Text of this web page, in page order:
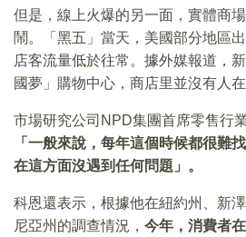
但是，線上火爆的另一面，實體商
鬧。「黑五」當天，美國部分地區
店客流量低於往常。據外媒報道，
國夢」購物中心，商店里並沒有人在
市場研究公司NPD集團首席零售行
「一般來說，每年這個時候都很難
在這方面沒遇到任何問題」。
科恩還表示，根據他在紐約州、新
尼亞州的調查情況， 今年，消費者